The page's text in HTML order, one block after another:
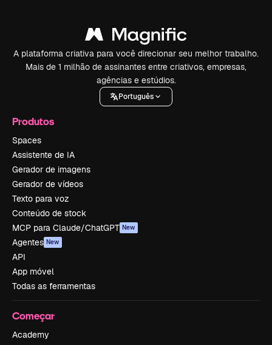
A plataforma criativa para você direcionar seu melhor trabalho.
Mais de 1 milhão de assinantes entre criativos, empresas,
agências e estúdios.
Português
Produtos
Spaces
Assistente de IA
Gerador de imagens
Gerador de vídeos
Texto para voz
Conteúdo de stock
MCP para Claude/ChatGPT New
Agentes New
API
App móvel
Todas as ferramentas
Começar
Academy